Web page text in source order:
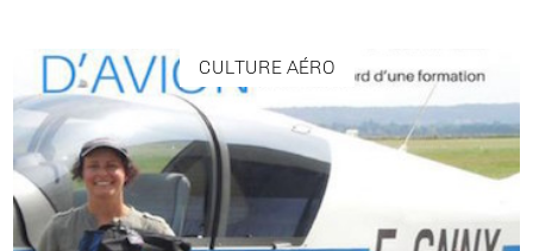
CULTURE AÉRO